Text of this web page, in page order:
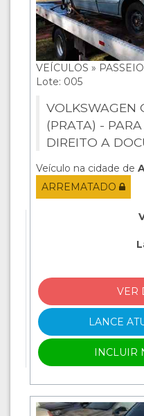
VEÍCULOS » PASSEIO
Lote: 005
VOLKSWAGEN
(PRATA) -
DIREITO A
Veículo na cidade de
ARREMATADO
VER
LANCE
INCLUIR